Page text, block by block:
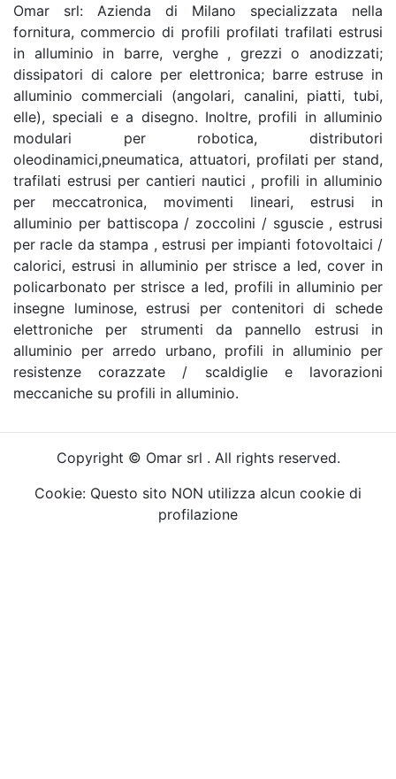
Omar srl: Azienda di Milano specializzata nella
fornitura, commercio di profili profilati trafilati estrusi
in alluminio in barre, verghe , grezzi o anodizzati;
dissipatori di calore per elettronica; barre estruse in
alluminio commerciali (angolari, canalini, piatti, tubi,
elle), speciali e a disegno. Inoltre, profili in alluminio
modulari per robotica, distributori
oleodinamici,pneumatica, attuatori, profilati per stand,
trafilati estrusi per cantieri nautici , profili in alluminio
per meccatronica, movimenti lineari, estrusi in
alluminio per battiscopa / zoccolini / sguscie , estrusi
per racle da stampa , estrusi per impianti fotovoltaici /
calorici, estrusi in alluminio per strisce a led, cover in
policarbonato per strisce a led, profili in alluminio per
insegne luminose, estrusi per contenitori di schede
elettroniche per strumenti da pannello estrusi in
alluminio per arredo urbano, profili in alluminio per
resistenze corazzate / scaldiglie e lavorazioni
meccaniche su profili in alluminio.
Copyright © Omar srl . All rights reserved.
Cookie: Questo sito NON utilizza alcun cookie di
profilazione